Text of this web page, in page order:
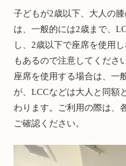
子どもが2歳以下、大人の
は、一般的には2歳まで、
し、2歳以下で座席を使用
もあるので注意してください
座席を使用する場合は、一
が、LCCなどは大人と同額
わります。ご利用の際は、
ご確認ください。